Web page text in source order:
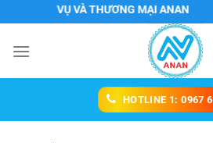
đến
nội
DỊCH VỤ VÀ THƯƠNG MẠI ANAN
HOTLINE 1: 0967